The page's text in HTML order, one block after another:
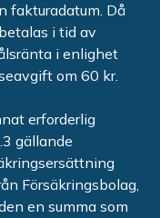
fakturadatum. Då
i tid av
i enlighet
om 60 kr.
erforderlig
gällande
Försäkringsbolag,
en summa som